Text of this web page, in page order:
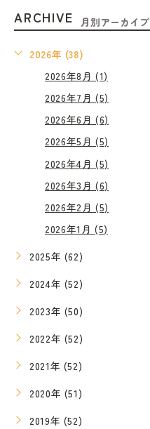
ARCHIVE 月別アーカイブ
2026年 (38)
2026年8月 (1)
2026年7月 (5)
2026年6月 (6)
2026年5月 (5)
2026年4月 (5)
2026年3月 (6)
2026年2月 (5)
2026年1月 (5)
2025年 (62)
2024年 (52)
2023年 (50)
2022年 (52)
2021年 (52)
2020年 (51)
2019年 (52)